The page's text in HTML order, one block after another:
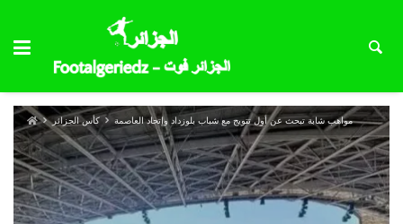
كأس الجزائر مواهب شابة تبحث عن أول تتويج مع شباب بلوزداد وإتحاد العاصمة